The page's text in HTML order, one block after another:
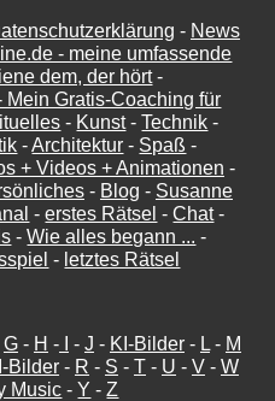
- News
- meine umfassende
dem, der hört-
Mein Gratis-Coaching für
- Kunst-Technik -
-Architektur - Spaß -
+ Videos + Animationen -
- Blog - Susanne
-erstes Rätsel -Chat-
-Wie alles begann ... -
- letztes Rätsel
G- H -I - J - KI-Bilder- L- M
Bilder- R - S - T- U - V- W
Music -Y -Z